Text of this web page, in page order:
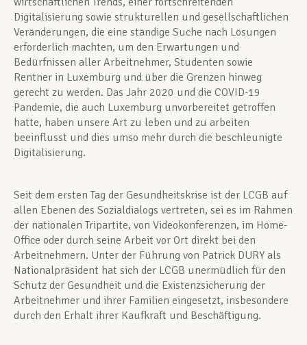
Digitalisierung sowie strukturellen und gesellschaftlichen
Veränderungen, die eine ständige Suche nach Lösungen
erforderlich machten, um den Erwartungen und
Bedürfnissen aller Arbeitnehmer, Studenten sowie
Rentner in Luxemburg und über die Grenzen hinweg
gerecht zu werden. Das Jahr 2020 und die COVID-19
Pandemie, die auch Luxemburg unvorbereitet getroffen
hatte, haben unsere Art zu leben und zu arbeiten
beeinflusst und dies umso mehr durch die beschleunigte
Digitalisierung.
Seit dem ersten Tag der Gesundheitskrise ist der LCGB auf
allen Ebenen des Sozialdialogs vertreten, sei es im Rahmen
der nationalen Tripartite, von Videokonferenzen, im Home-
Office oder durch seine Arbeit vor Ort direkt bei den
Arbeitnehmern. Unter der Führung von Patrick DURY als
Nationalpräsident hat sich der LCGB unermüdlich für den
Schutz der Gesundheit und die Existenzsicherung der
Arbeitnehmer und ihrer Familien eingesetzt, insbesondere
durch den Erhalt ihrer Kaufkraft und Beschäftigung.